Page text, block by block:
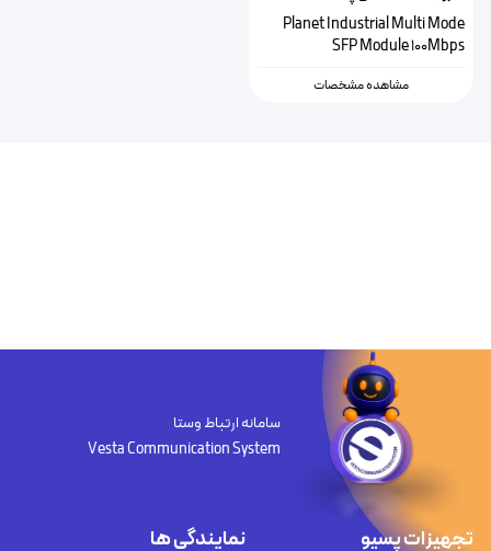
Planet Industrial Multi Mode
SFP Module 100Mbps
مشاهده مشخصات
سامانه ارتباط وستا
Vesta Communication System
تجهیزات پسیو نمایندگی ها